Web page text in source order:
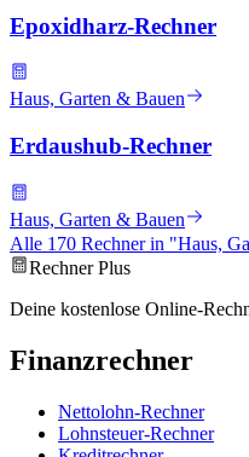
Epoxidharz-Rechner
Haus, Garten & Bauen
Erdaushub-Rechner
Haus, Garten & Bauen
Alle 170 Rechner in "Haus,
Rechner Plus
Deine kostenlose Online-
Finanzrechner
Nettolohn-Rechner
Lohnsteuer-Rechner